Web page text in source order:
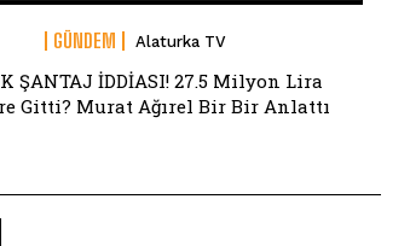
GÜNDEM Alaturka TV
ŞANTAJ İDDİASI! 27.5 Milyon Lira
Gitti? Murat Ağırel Bir Bir Anlattı